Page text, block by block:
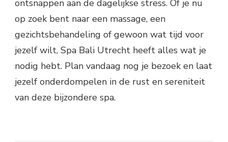
ontsnappen aan de dagelijkse stress. Of je nu
op zoek bent naar een massage, een
gezichtsbehandeling of gewoon wat tijd voor
jezelf wilt, Spa Bali Utrecht heeft alles wat je
nodig hebt. Plan vandaag nog je bezoek en laat
jezelf onderdompelen in de rust en sereniteit
van deze bijzondere spa.